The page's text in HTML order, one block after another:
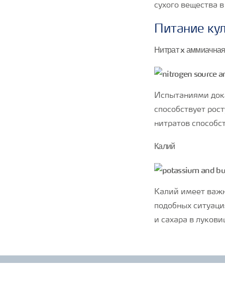
сухого вещества
Питание
Нитрат x
Испытаниями
способствует
нитратов
Калий
Калий имеет
подобных
и сахара в